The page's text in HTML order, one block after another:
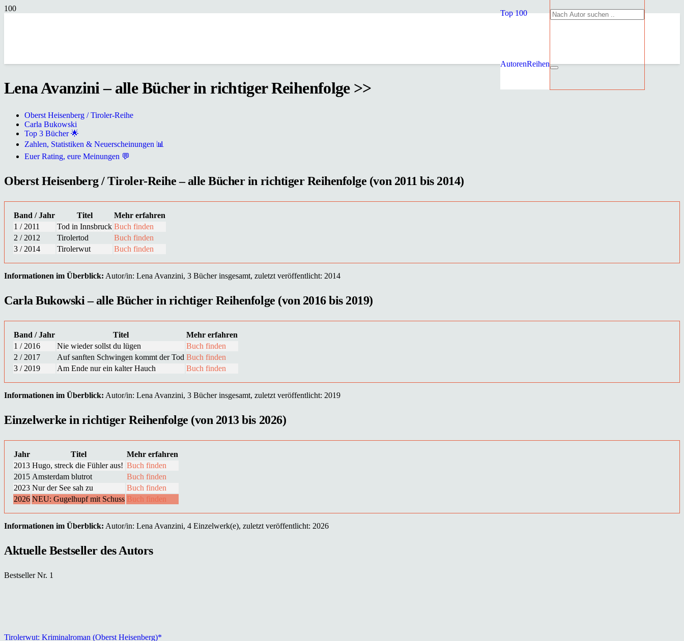
Top 100
AutorenReihen
Lena Avanzini – alle Bücher in richtiger Reihenfolge >>
Oberst Heisenberg / Tiroler-Reihe
Carla Bukowski
Top 3 Bücher 🌟
Zahlen, Statistiken & Neuerscheinungen 📊
Euer Rating, eure Meinungen 💬
Oberst Heisenberg / Tiroler-Reihe – alle Bücher in richtiger Reihenfolge (von 2011 bis 2014)
Band / Jahr Titel
Mehr erfahren
1 / 2011
Tod in Innsbruck Buch finden
2 / 2012
Tirolertod
Buch finden
3 / 2014
Tirolerwut Buch finden
Informationen im Überblick: Autor/in: Lena Avanzini, 3 Bücher insgesamt, zuletzt veröffentlicht: 2014
Carla Bukowski – alle Bücher in richtiger Reihenfolge (von 2016 bis 2019)
Band / Jahr Titel
Mehr erfahren
1 / 2016
Nie wieder sollst du lügen
Buch finden
2 / 2017
Auf sanften Schwingen kommt der Tod Buch finden
3 / 2019
Am Ende nur ein kalter Hauch Buch finden
Informationen im Überblick: Autor/in: Lena Avanzini, 3 Bücher insgesamt, zuletzt veröffentlicht: 2019
Einzelwerke in richtiger Reihenfolge (von 2013 bis 2026)
Jahr Titel
Mehr erfahren
2013 Hugo, streck die Fühler aus! Buch finden
2015 Amsterdam blutrot
Buch finden
2023 Nur der See sah zu
Buch finden
2026 NEU: Gugelhupf mit Schuss Buch finden
Informationen im Überblick: Autor/in: Lena Avanzini, 4 Einzelwerk(e), zuletzt veröffentlicht: 2026
Aktuelle Bestseller des Autors
Bestseller Nr. 1
Tirolerwut: Kriminalroman (Oberst Heisenberg)*